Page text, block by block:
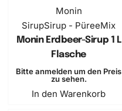
Monin
SirupSirup - PüreeMix
Monin Erdbeer-Sirup 1 L
Flasche
Bitte anmelden um den Preis
zu sehen.
In den Warenkorb